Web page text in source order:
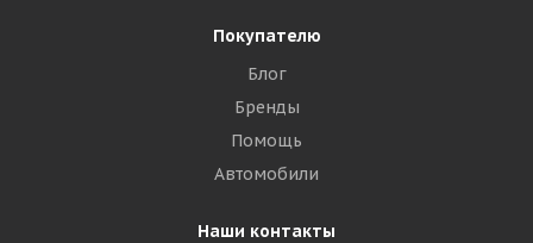
Покупателю
Блог
Бренды
Помощь
Автомобили
Наши контакты